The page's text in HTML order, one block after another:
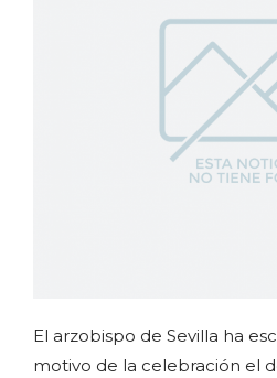
El arzobispo de Sevilla ha
motivo de la celebración el